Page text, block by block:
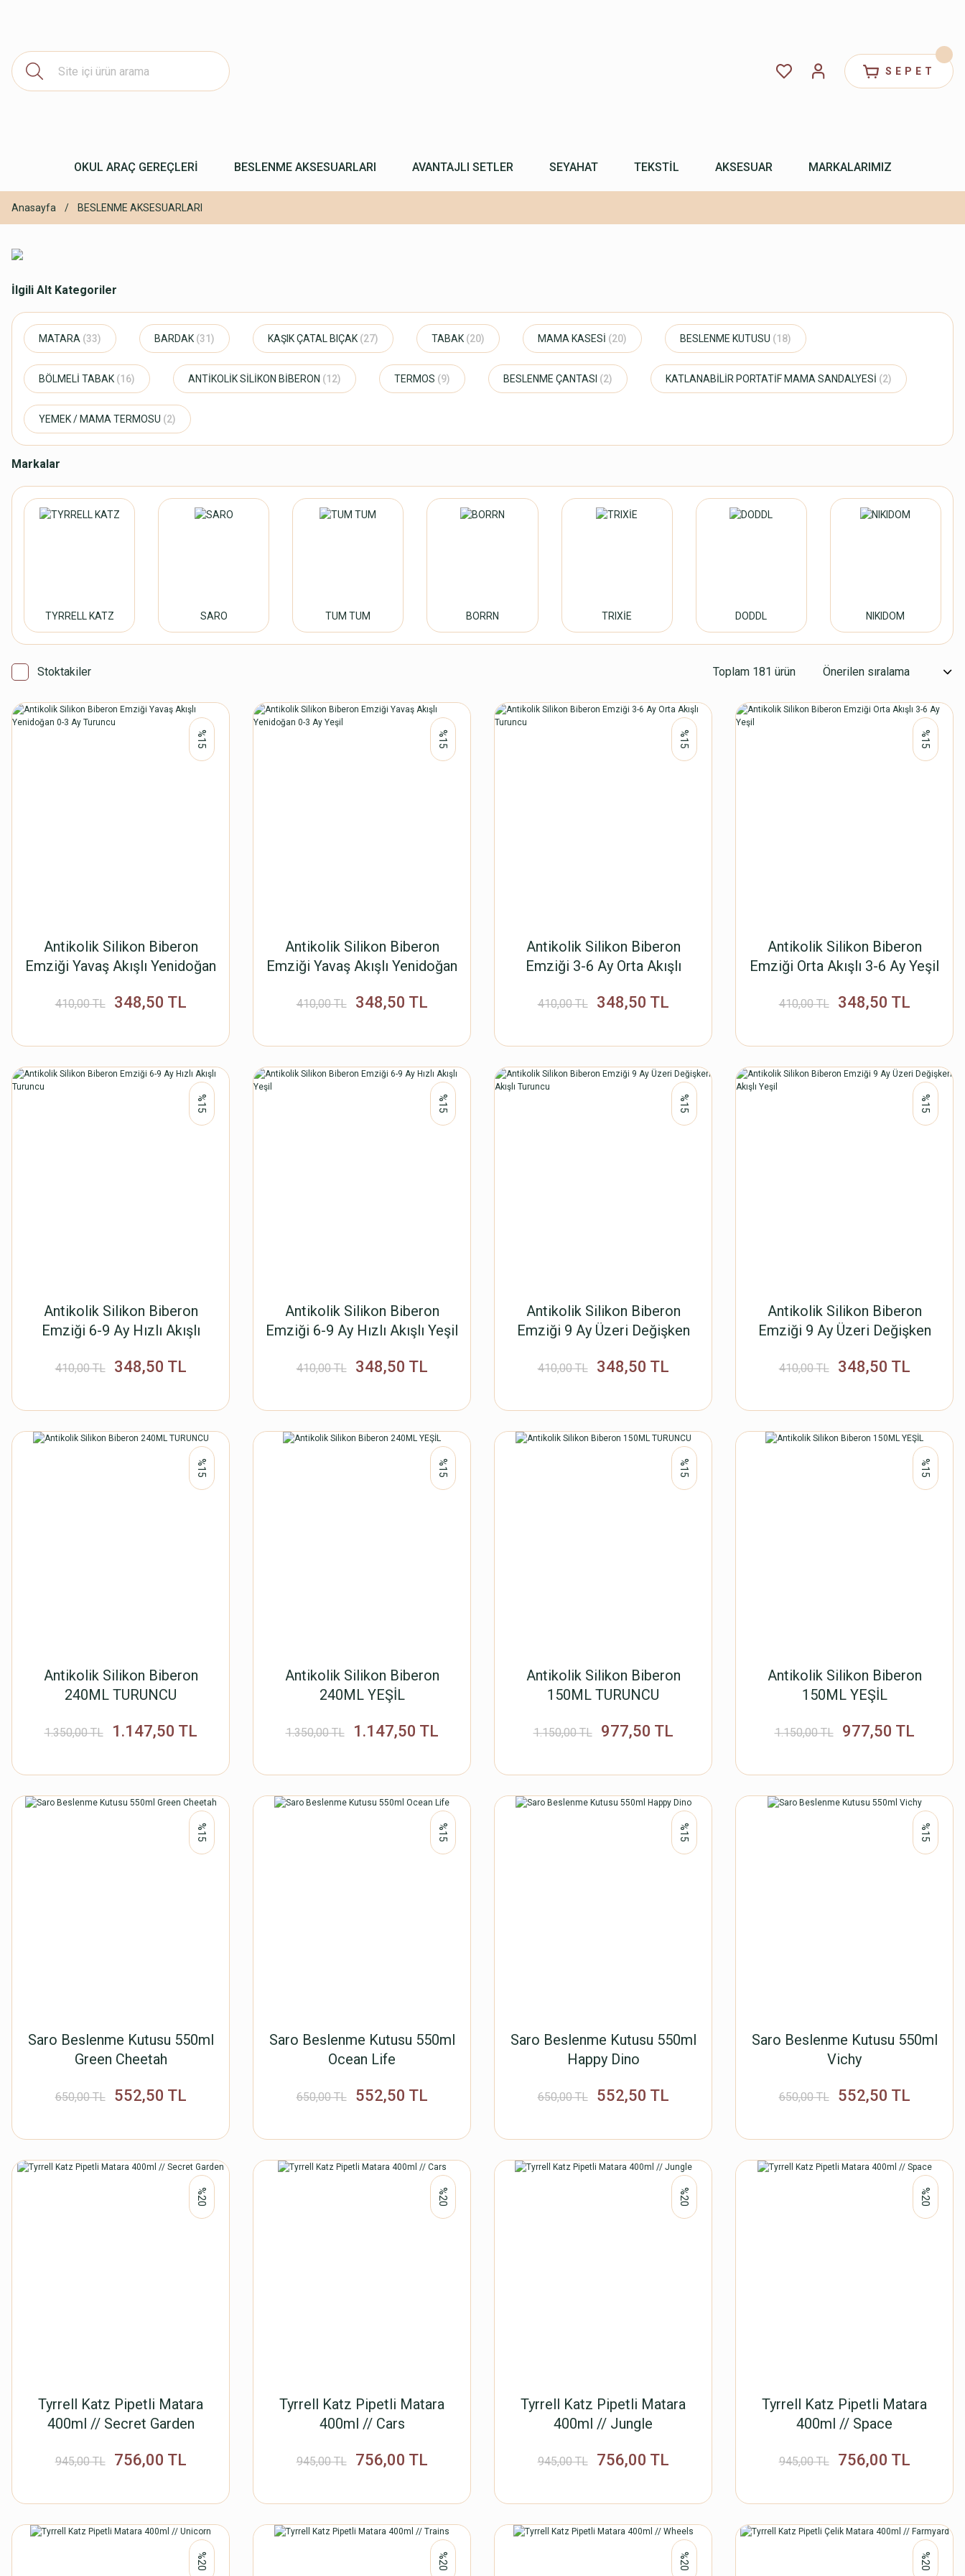
SEPET
OKUL ARAÇ GEREÇLERİ BESLENME AKSESUARLARI AVANTAJLI SETLER SEYAHAT TEKSTİL AKSESUAR MARKALARIMIZ
Anasayfa BESLENME AKSESUARLARI
İlgili Alt Kategoriler
MATARA (33) BARDAK (31) KAŞIK ÇATAL BIÇAK (27) TABAK (20) MAMA KASESİ (20) BESLENME KUTUSU (18)
BÖLMELİ TABAK (16) ANTİKOLİK SİLİKON BİBERON (12) TERMOS (9) BESLENME ÇANTASI (2) KATLANABİLİR PORTATİF MAMA SANDALYESİ (2)
YEMEK / MAMA TERMOSU (2)
Markalar
TYRRELL KATZ SARO TUM TUM BORRN TRIXİE DODDL NIKIDOM
Stoktakiler Toplam 181 ürün
%15
Antikolik Silikon Biberon
Emziği Yavaş Akışlı Yenidoğan
410,00 TL 348,50 TL
%15
Antikolik Silikon Biberon
Emziği Yavaş Akışlı Yenidoğan
410,00 TL 348,50 TL
%15
Antikolik Silikon Biberon
Emziği 3-6 Ay Orta Akışlı
410,00 TL 348,50 TL
%15
Antikolik Silikon Biberon
Emziği Orta Akışlı 3-6 Ay Yeşil
410,00 TL 348,50 TL
%15
Antikolik Silikon Biberon
Emziği 6-9 Ay Hızlı Akışlı
410,00 TL 348,50 TL
%15
Antikolik Silikon Biberon
Emziği 6-9 Ay Hızlı Akışlı Yeşil
410,00 TL 348,50 TL
%15
Antikolik Silikon Biberon
Emziği 9 Ay Üzeri Değişken
410,00 TL 348,50 TL
%15
Antikolik Silikon Biberon
Emziği 9 Ay Üzeri Değişken
410,00 TL 348,50 TL
%15
Antikolik Silikon Biberon
240ML TURUNCU
1.350,00 TL 1.147,50 TL
%15
Antikolik Silikon Biberon
240ML YEŞİL
1.350,00 TL 1.147,50 TL
%15
Antikolik Silikon Biberon
150ML TURUNCU
1.150,00 TL 977,50 TL
%15
Antikolik Silikon Biberon
150ML YEŞİL
1.150,00 TL 977,50 TL
%15
Saro Beslenme Kutusu 550ml
Green Cheetah
650,00 TL 552,50 TL
%15
Saro Beslenme Kutusu 550ml
Ocean Life
650,00 TL 552,50 TL
%15
Saro Beslenme Kutusu 550ml
Happy Dino
650,00 TL 552,50 TL
%15
Saro Beslenme Kutusu 550ml
Vichy
650,00 TL 552,50 TL
%20
Tyrrell Katz Pipetli Matara
400ml // Secret Garden
945,00 TL 756,00 TL
%20
Tyrrell Katz Pipetli Matara
400ml // Cars
945,00 TL 756,00 TL
%20
Tyrrell Katz Pipetli Matara
400ml // Jungle
945,00 TL 756,00 TL
%20
Tyrrell Katz Pipetli Matara
400ml // Space
945,00 TL 756,00 TL
%20 %20 %20 %20